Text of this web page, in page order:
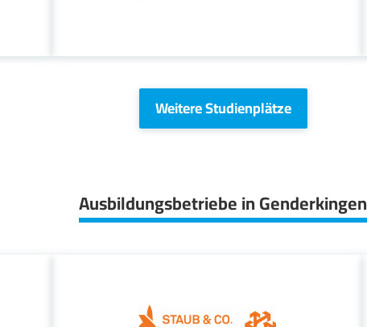
Weitere Studienplätze
Ausbildungsbetriebe in Genderkingen